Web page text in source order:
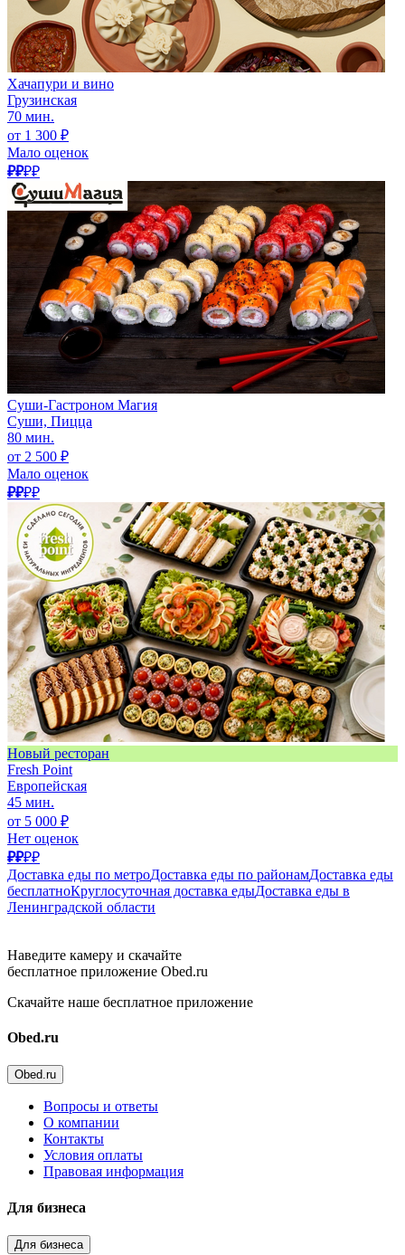
Хачапури и вино
Грузинская
70 мин.
от 1 300 ₽
Мало оценок
₽₽₽₽
Суши-Гастроном Магия
Суши, Пицца
80 мин.
от 2 500 ₽
Мало оценок
₽₽₽₽
Новый ресторан
Fresh Point
Европейская
45 мин.
от 5 000 ₽
Нет оценок
₽₽₽₽
Доставка еды по метроДоставка еды по районамДоставка еды
бесплатноКруглосуточная доставка едыДоставка еды в
Ленинградской области
Наведите камеру и скачайте
бесплатное приложение Obed.ru
Скачайте наше бесплатное приложение
Obed.ru
Obed.ru
Вопросы и ответы
О компании
Контакты
Условия оплаты
Правовая информация
Для бизнеса
Для бизнеса